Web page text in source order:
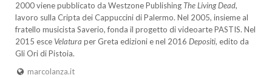
2000 viene pubblicato da Westzone Publishing The Living Dead,
lavoro sulla Cripta dei Cappuccini di Palermo. Nel 2005, insieme al
fratello musicista Saverio, fonda il progetto di videoarte PASTIS. Nel
2015 esce Velatura per Greta edizioni e nel 2016 Depositi, edito da
Gli Ori di Pistoia.
marcolanza.it